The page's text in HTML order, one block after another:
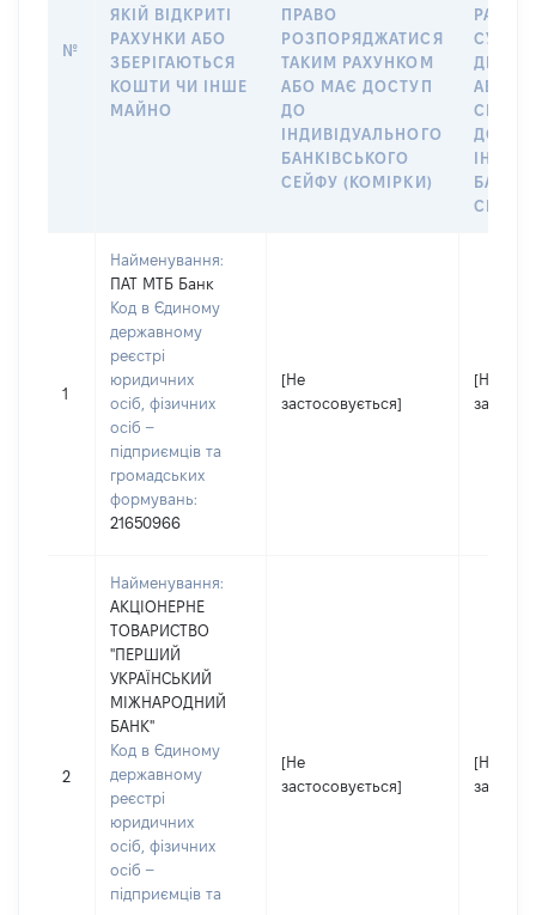
№
ЯКІЙ ВІДКРИТІ
РАХУНКИ АБО
ЗБЕРІГАЮТЬСЯ
КОШТИ ЧИ ІНШЕ
МАЙНО
ПРАВО
РОЗПОРЯДЖАТИСЯ
ТАКИМ РАХУНКОМ
АБО МАЄ ДОСТУП
ДО
ІНДИВІДУАЛЬНОГО
БАНКІВСЬКОГО
СЕЙФУ (КОМІРКИ)
АБО
СІМ’Ї
СЕЙФУ
1
Найменування:
ПАТ МТБ Банк
Код в Єдиному
державному
реєстрі
юридичних
осіб, фізичних
осіб –
підприємців та
громадських
формувань:
21650966
[Не
застосовується]
[Не
2
Найменування:
АКЦІОНЕРНЕ
ТОВАРИСТВО
"ПЕРШИЙ
УКРАЇНСЬКИЙ
МІЖНАРОДНИЙ
БАНК"
Код в Єдиному
державному
реєстрі
юридичних
осіб, фізичних
осіб –
підприємців та
[Не
застосовується]
[Не